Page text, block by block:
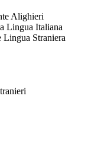
Alighieri
Lingua Italiana
Straniera